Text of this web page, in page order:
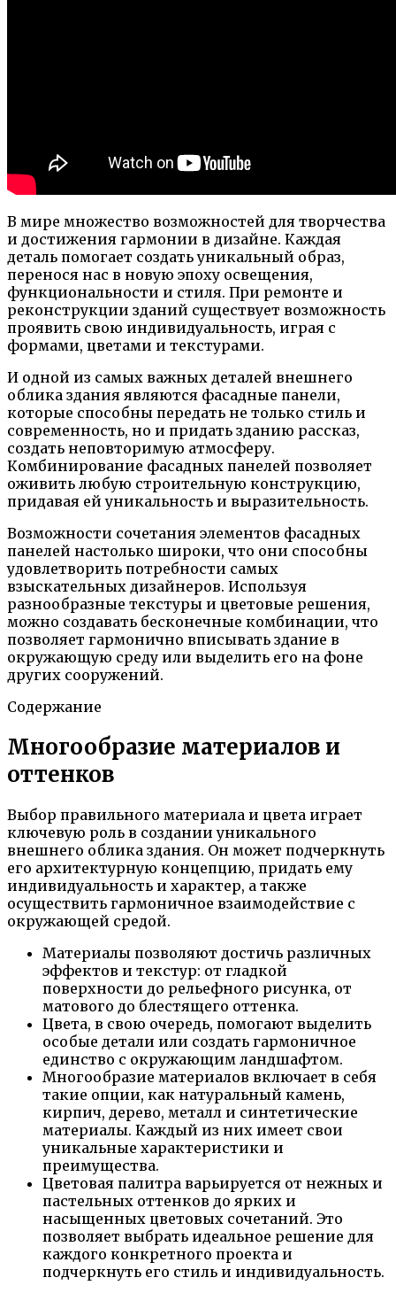
В мире множество возможностей для творчества
и достижения гармонии в дизайне. Каждая
деталь помогает создать уникальный образ,
перенося нас в новую эпоху освещения,
функциональности и стиля. При ремонте и
реконструкции зданий существует возможность
проявить свою индивидуальность, играя с
формами, цветами и текстурами.
И одной из самых важных деталей внешнего
облика здания являются фасадные панели,
которые способны передать не только стиль и
современность, но и придать зданию рассказ,
создать неповторимую атмосферу.
Комбинирование фасадных панелей позволяет
оживить любую строительную конструкцию,
придавая ей уникальность и выразительность.
Возможности сочетания элементов фасадных
панелей настолько широки, что они способны
удовлетворить потребности самых
взыскательных дизайнеров. Используя
разнообразные текстуры и цветовые решения,
можно создавать бесконечные комбинации, что
позволяет гармонично вписывать здание в
окружающую среду или выделить его на фоне
других сооружений.
Содержание
Многообразие материалов и
оттенков
Выбор правильного материала и цвета играет
ключевую роль в создании уникального
внешнего облика здания. Он может подчеркнуть
его архитектурную концепцию, придать ему
индивидуальность и характер, а также
осуществить гармоничное взаимодействие с
окружающей средой.
Материалы позволяют достичь различных
эффектов и текстур: от гладкой
поверхности до рельефного рисунка, от
матового до блестящего оттенка.
Цвета, в свою очередь, помогают выделить
особые детали или создать гармоничное
единство с окружающим ландшафтом.
Многообразие материалов включает в себя
такие опции, как натуральный камень,
кирпич, дерево, металл и синтетические
материалы. Каждый из них имеет свои
уникальные характеристики и
преимущества.
Цветовая палитра варьируется от нежных и
пастельных оттенков до ярких и
насыщенных цветовых сочетаний. Это
позволяет выбрать идеальное решение для
каждого конкретного проекта и
подчеркнуть его стиль и индивидуальность.